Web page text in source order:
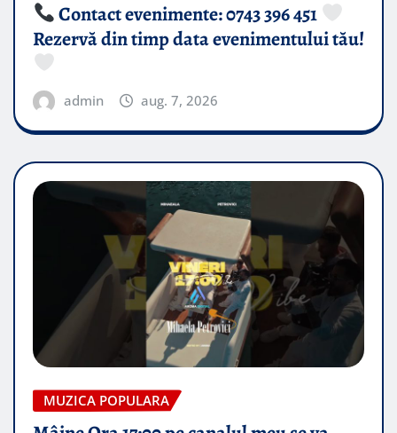
Contact evenimente: 0743 396 451
Rezervă din timp data evenimentului tău!
admin aug. 7, 2026
MUZICA POPULARA